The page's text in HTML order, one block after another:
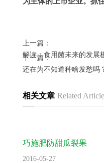
上一篇：
解读；食用菌未来的发展
下一篇：
还在为不知道种啥发愁吗
相关文章 Related
巧施肥防甜瓜裂果
2016-05-27